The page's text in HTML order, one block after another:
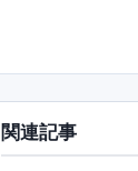
関連記事